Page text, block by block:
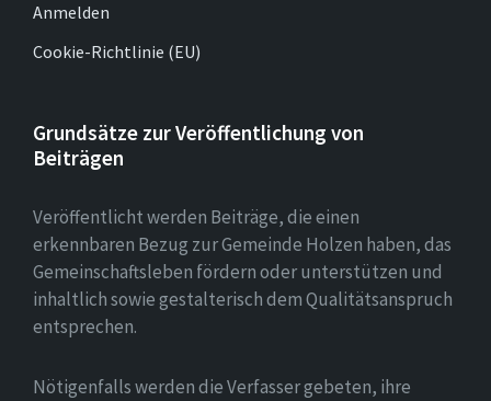
Anmelden
Cookie-Richtlinie (EU)
Grundsätze zur Veröffentlichung von
Beiträgen
Veröffentlicht werden Beiträge, die einen
erkennbaren Bezug zur Gemeinde Holzen haben, das
Gemeinschaftsleben fördern oder unterstützen und
inhaltlich sowie gestalterisch dem Qualitätsanspruch
entsprechen.
Nötigenfalls werden die Verfasser gebeten, ihre